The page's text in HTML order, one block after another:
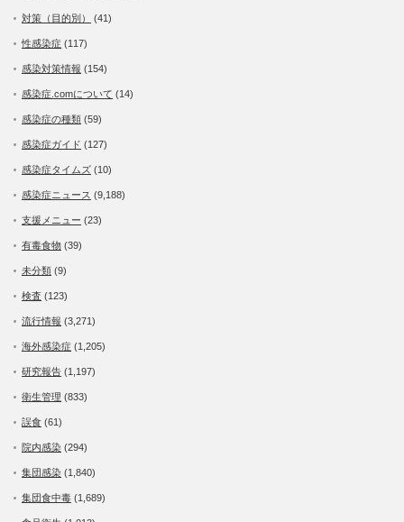
対策（目的別） (41)
性感染症 (117)
感染対策情報 (154)
感染症.comについて (14)
感染症の種類 (59)
感染症ガイド (127)
感染症タイムズ (10)
感染症ニュース (9,188)
支援メニュー (23)
有毒食物 (39)
未分類 (9)
検査 (123)
流行情報 (3,271)
海外感染症 (1,205)
研究報告 (1,197)
衛生管理 (833)
誤食 (61)
院内感染 (294)
集団感染 (1,840)
集団食中毒 (1,689)